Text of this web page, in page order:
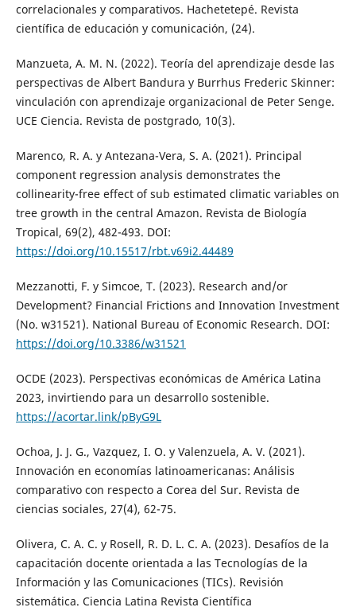
correlacionales y comparativos. Hachetetepé. Revista
científica de educación y comunicación, (24).
Manzueta, A. M. N. (2022). Teoría del aprendizaje desde las
perspectivas de Albert Bandura y Burrhus Frederic Skinner:
vinculación con aprendizaje organizacional de Peter Senge.
UCE Ciencia. Revista de postgrado, 10(3).
Marenco, R. A. y Antezana-Vera, S. A. (2021). Principal
component regression analysis demonstrates the
collinearity-free effect of sub estimated climatic variables on
tree growth in the central Amazon. Revista de Biología
Tropical, 69(2), 482-493. DOI:
https://doi.org/10.15517/rbt.v69i2.44489
Mezzanotti, F. y Simcoe, T. (2023). Research and/or
Development? Financial Frictions and Innovation Investment
(No. w31521). National Bureau of Economic Research. DOI:
https://doi.org/10.3386/w31521
OCDE (2023). Perspectivas económicas de América Latina
2023, invirtiendo para un desarrollo sostenible.
https://acortar.link/pByG9L
Ochoa, J. J. G., Vazquez, I. O. y Valenzuela, A. V. (2021).
Innovación en economías latinoamericanas: Análisis
comparativo con respecto a Corea del Sur. Revista de
ciencias sociales, 27(4), 62-75.
Olivera, C. A. C. y Rosell, R. D. L. C. A. (2023). Desafíos de la
capacitación docente orientada a las Tecnologías de la
Información y las Comunicaciones (TICs). Revisión
sistemática. Ciencia Latina Revista Científica